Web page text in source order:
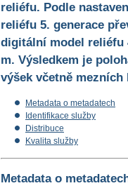
reliéfu. Podle
reliéfu 5. generace
digitální model reliéfu
m. Výsledkem je
výšek včetně
Metadata o metadatech
Identifikace služby
Distribuce
Kvalita služby
Metadata o